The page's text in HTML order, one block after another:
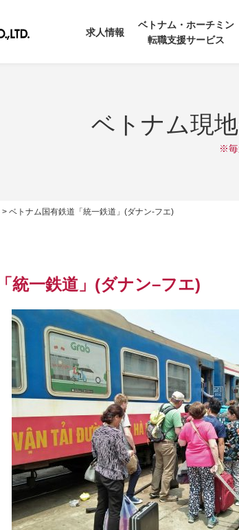
求人情報
ベトナム・ホーチミン
転職支援サービス
ベトナム現
※毎
> ベトナム国有鉄道「統一鉄道」(ダナン-フエ)
統一鉄道」 (ダナン–フエ)